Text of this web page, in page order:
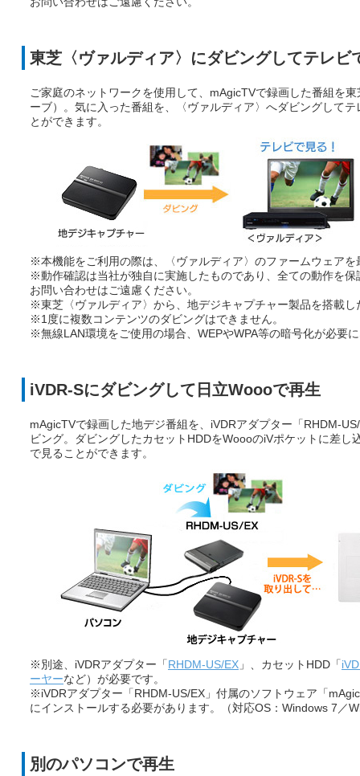
東芝〈ヴァルディア〉にダビングしてテレビ
ご家庭のネットワークを使用して、mAgicTVで録画した番組を
ーブ）。気に入った番組を、〈ヴァルディア〉へダビングして
とができます。
※本機能をご利用の際は、〈ヴァルディア〉のファームウェア
※動作確認は当社が独自に実施したものであり、全ての動作を
お問い合わせはご遠慮ください。
※東芝〈ヴァルディア〉から、地デジキャプチャー製品を搭載
※1度に複数コンテンツのダビングはできません。
※無線LAN環境をご使用の場合、WEPやWPA等の暗号化が必要
iVDR-Sにダビングして日立Woooで再生
mAgicTVで録画した地デジ番組を、iVDRアダプター「RHDM-
ビング。ダビングしたカセットHDDをWoooのiVポケットに差
で見ることができます。
※別途、iVDRアダプター「RHDM-US/EX 」、カセットHDD「
ーヤーなど）が必要です。
※iVDRアダプター「RHDM-US/EX」付属のソフトウェア「
にインストールする必要があります。（対応OS：Windows 7／
別のパソコンで再生